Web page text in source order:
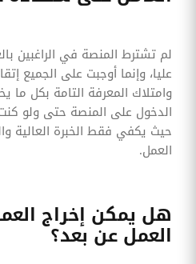
لم تشترط المنصة في الراغبين
عليا، وإنما أوجبت على الجميع
وامتلاك المعرفة التامة بكل
الدخول على المنصة حتى ولو
حيث يكفي فقط الخبرة العالية
العمل.
هل يمكن إخراج
العمل عن بعد؟